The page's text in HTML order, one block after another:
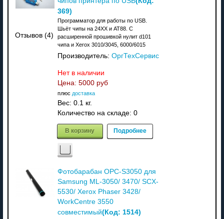
Отзывов (4)
369)
Программатор для работы по USB.
Шьёт чипы на 24XX и АТ88. C
расширенной прошивкой нулит d101
чипа и Xerox 3010/3045, 6000/6015
Производитель: ОргТехСервис
Нет в наличии
Цена: 5000 руб
плюс доставка
Вес: 0.1 кг.
Количество на складе: 0
В корзину Подробнее
Фотобарабан OPC-S3050 для
Samsung ML-3050/ 3470/ SCX-
5530/ Xerox Phaser 3428/
WorkCentre 3550
совместимый(Код: 1514)